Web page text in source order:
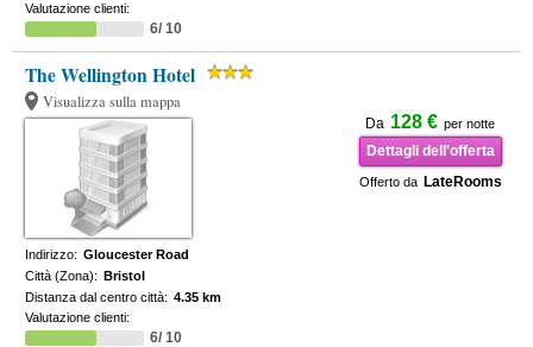
Valutazione clienti:
6/ 10
The Wellington Hotel
Visualizza sulla mappa
Da 128 € per notte
Dettagli dell'offerta
Offerto da LateRooms
Indirizzo: Gloucester Road
Città (Zona): Bristol
Distanza dal centro città: 4.35 km
Valutazione clienti:
6/ 10